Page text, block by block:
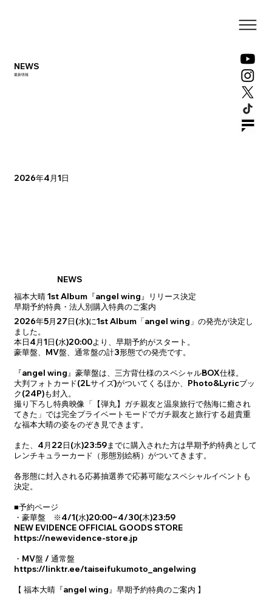
2026年4月1日
NEWS
福本大晴 1st Album『angel wing』リリース決定
早期予約特典・法人別購入特典のご案内
2026年5月27日(水)に1st Album「angel wing」の発売が決定し
ました。
本日4月1日(水)20:00より、早期予約がスタート。
豪華盤、MV盤、通常盤の計3形態での発売です。
『angel wing』豪華盤は、三方背仕様のスペシャルBOX仕様。
大判フォトカード(2Lサイズ)がついてくるほか、Photo&Lyricブッ
ク(24P)も封入。
撮り下ろし特典映像「【弾丸】ガチ親友と温泉旅行で熱海に癒され
てきた」では完全プライベートモードでガチ親友と旅行する超貴重
な福本大晴の姿をのぞき見できます。
また、4月22日(水)23:59までに購入された方は早期予約特典として
レンチキュラーカード（形態別絵柄）がついてきます。
各形態に封入される応募抽選券で応募可能なスペシャルイベントも
決定。
■予約ページ
・豪華盤 ※4/1(水)20:00~4/30(木)23:59
NEW EVIDENCE OFFICIAL GOODS STORE
https://newevidence-store.jp
・MV盤 / 通常盤
https://linktr.ee/taiseifukumoto_angelwing
【 福本大晴『angel wing』早期予約特典のご案内 】
NEWS
最新情報